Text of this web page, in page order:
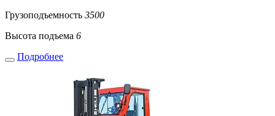
Грузоподъемность 3500
Высота подъема 6
Подробнее